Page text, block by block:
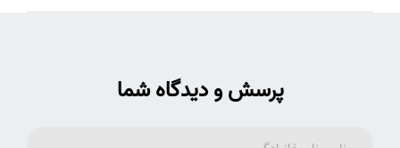
پرسش و دیدگاه شما